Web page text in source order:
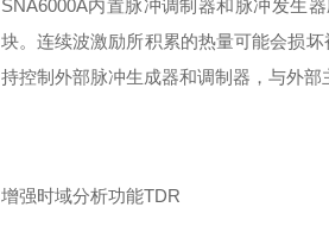
SNA6000A内置脉冲调制器和脉冲发生
块。连续波激励所积累的热量可能会损
持控制外部脉冲生成器和调制器，与外部
增强时域分析功能TDR